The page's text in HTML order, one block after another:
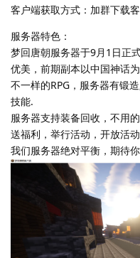
客户端获取方式：加群下载
服务器特色：
梦回唐朝服务器于9月1日正
优美，前期副本以中国神话
不一样的RPG，服务器有锻
技能.
服务器支持装备回收，不用
送福利，举行活动，开放活
我们服务器绝对平衡，期待